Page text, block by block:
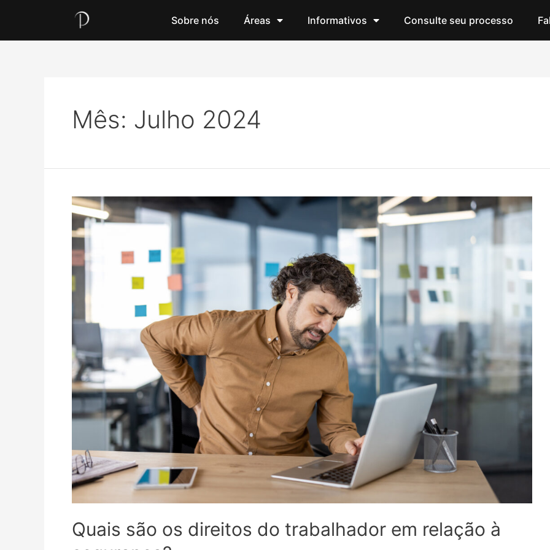
Sobre nós Áreas Informativos Consulte seu processo
Mês: Julho 2024
Quais são os direitos do trabalhador em relação à